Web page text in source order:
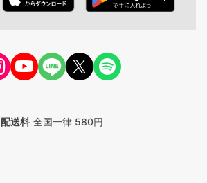
配送料 全国一律 580円